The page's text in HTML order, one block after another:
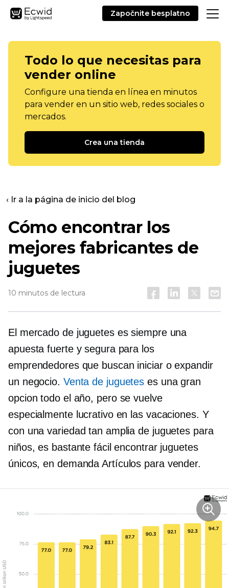
Započnite besplatno
Todo lo que necesitas para
vender online
Configure una tienda en línea en minutos
para vender en un sitio web, redes sociales o
mercados.
Crea una tienda
‹ Ir a la página de inicio del blog
Cómo encontrar los
mejores fabricantes de
juguetes
10 minutos de lectura
El mercado de juguetes es siempre una
apuesta fuerte y segura para los
emprendedores que buscan iniciar o expandir
un negocio. Venta de juguetes es una gran
opciontodo el año, pero se vuelve
especialmente lucrativo en las vacaciones. Y
con una variedad tan amplia de juguetes para
niños, es bastante fácil encontrar juguetes
únicos,en demanda Artículos para vender.